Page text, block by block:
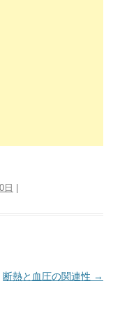
日
断熱と血圧の関連性 →